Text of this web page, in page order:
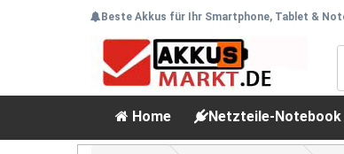
Beste Akkus für Ihr Smartphone, Tablet &
Home Netzteile-Notebook